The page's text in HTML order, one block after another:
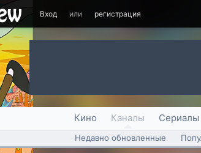
Вход или регистрация
Кино Каналы Сериалы
Недавно обновленные